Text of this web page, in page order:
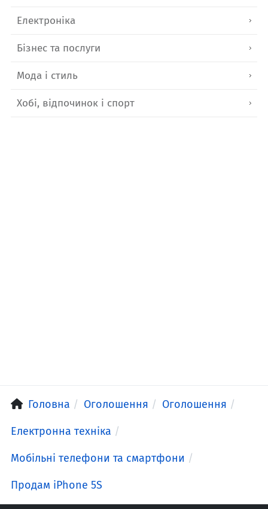
Електроніка
Бізнес та послуги
Мода і стиль
Хобі, відпочинок і спорт
Головна Оголошення Оголошення
Електронна техніка
Мобільні телефони та смартфони
Продам iPhone 5S